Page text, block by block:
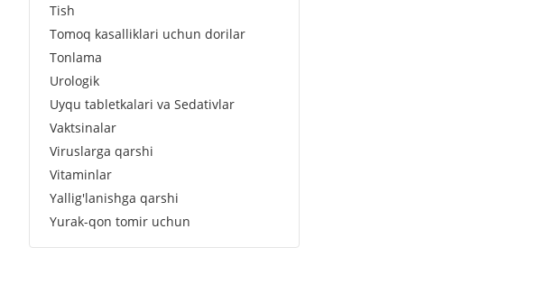
Tish
Tomoq kasalliklari uchun dorilar
Tonlama
Urologik
Uyqu tabletkalari va Sedativlar
Vaktsinalar
Viruslarga qarshi
Vitaminlar
Yallig'lanishga qarshi
Yurak-qon tomir uchun